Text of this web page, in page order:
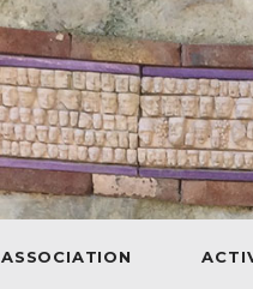
ASSOCIATION